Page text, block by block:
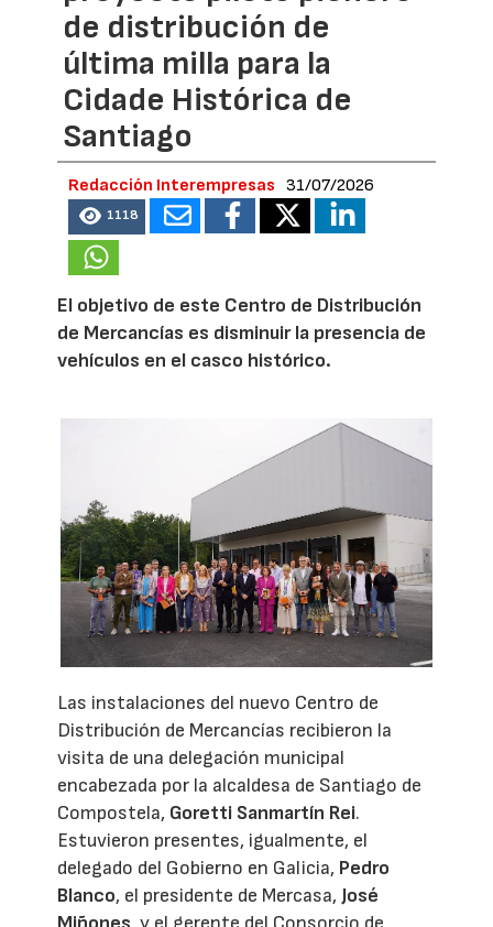
de distribución de
última milla para la
Cidade Histórica de
Santiago
Redacción Interempresas 31/07/2026
1118
El objetivo de este Centro de Distribución
de Mercancías es disminuir la presencia de
vehículos en el casco histórico.
Las instalaciones del nuevo Centro de
Distribución de Mercancías recibieron la
visita de una delegación municipal
encabezada por la alcaldesa de Santiago de
Compostela, Goretti Sanmartín Rei.
Estuvieron presentes, igualmente, el
delegado del Gobierno en Galicia, Pedro
Blanco, el presidente de Mercasa, José